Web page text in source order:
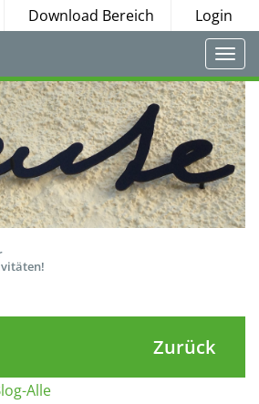
Download Bereich Login
Zurück
Alle